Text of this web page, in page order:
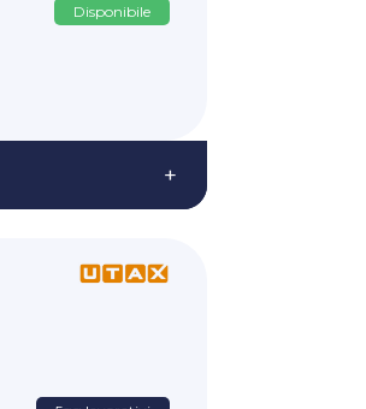
Disponibile
+